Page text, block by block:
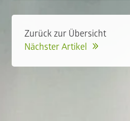
Zurück zur Übersicht
Nächster Artikel